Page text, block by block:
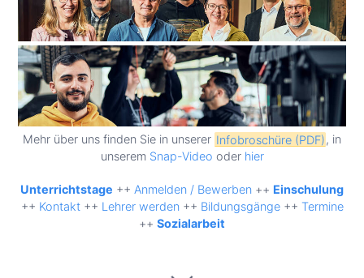
Mehr über uns finden Sie in unserer Infobroschüre (PDF) , in
unserem Snap-Video oder hier
Unterrichtstage ++ Anmelden / Bewerben ++ Einschulung
++ Kontakt++ Lehrer werden++ Bildungsgänge++ Termine
++ Sozialarbeit